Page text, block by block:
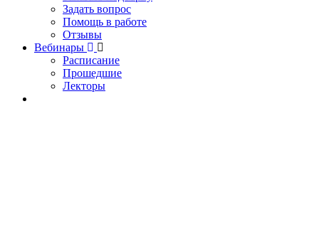
Задать вопрос
Помощь в работе
Отзывы
Вебинары
Расписание
Прошедшие
Лекторы